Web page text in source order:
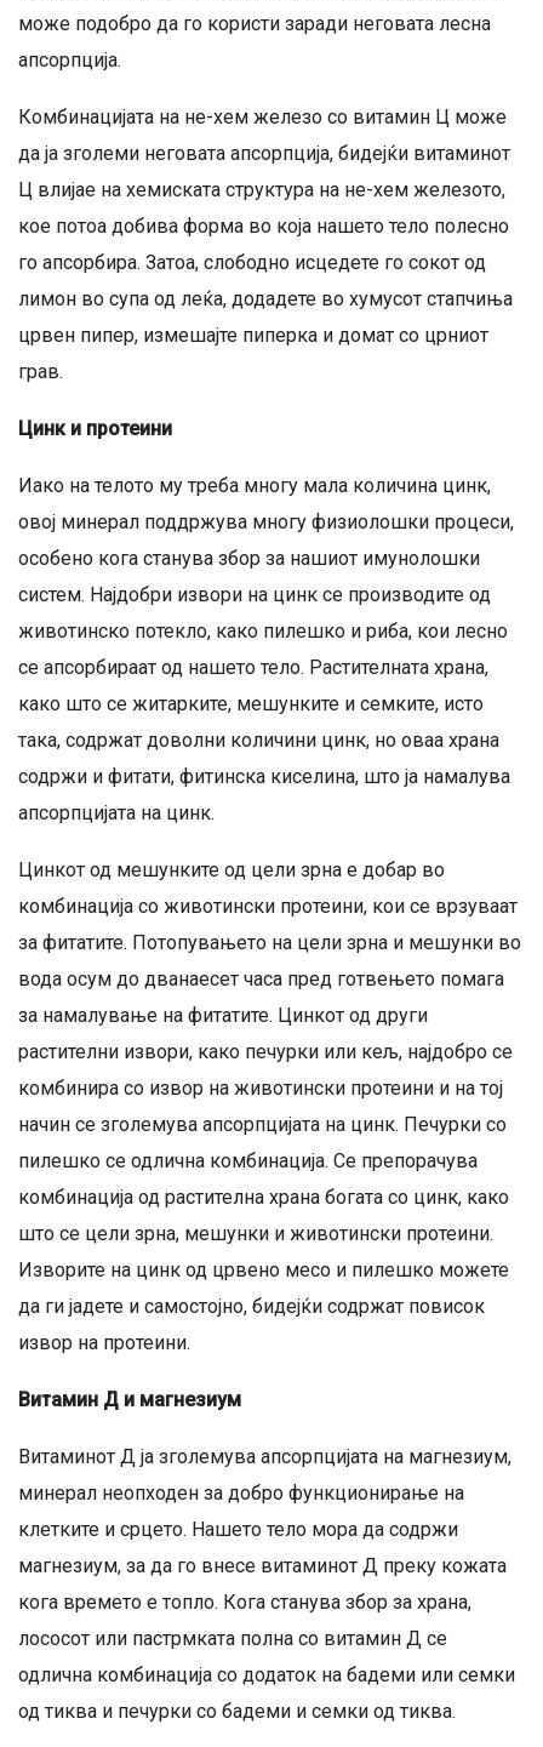
може подобро да го користи заради неговата лесна
апсорпција.
Комбинацијата на не-хем железо со витамин Ц може
да ја зголеми неговата апсорпција, бидејќи витаминот
Ц влијае на хемиската структура на не-хем железото,
кое потоа добива форма во која нашето тело полесно
го апсорбира. Затоа, слободно исцедете го сокот од
лимон во супа од леќа, додадете во хумусот стапчиња
црвен пипер, измешајте пиперка и домат со црниот
грав.
Цинк и протеини
Иако на телото му треба многу мала количина цинк,
овој минерал поддржува многу физиолошки процеси,
особено кога станува збор за нашиот имунолошки
систем. Најдобри извори на цинк се производите од
животинско потекло, како пилешко и риба, кои лесно
се апсорбираат од нашето тело. Растителната храна,
како што се житарките, мешунките и семките, исто
така, содржат доволни количини цинк, но оваа храна
содржи и фитати, фитинска киселина, што ја намалува
апсорпцијата на цинк.
Цинкот од мешунките од цели зрна е добар во
комбинација со животински протеини, кои се врзуваат
за фитатите. Потопувањето на цели зрна и мешунки во
вода осум до дванаесет часа пред готвењето помага
за намалување на фитатите. Цинкот од други
растителни извори, како печурки или кељ, најдобро се
комбинира со извор на животински протеини и на тој
начин се зголемува апсорпцијата на цинк. Печурки со
пилешко се одлична комбинација. Се препорачува
комбинација од растителна храна богата со цинк, како
што се цели зрна, мешунки и животински протеини.
Изворите на цинк од црвено месо и пилешко можете
да ги јадете и самостојно, бидејќи содржат повисок
извор на протеини.
Витамин Д и магнезиум
Витаминот Д ја зголемува апсорпцијата на магнезиум,
минерал неопходен за добро функционирање на
клетките и срцето. Нашето тело мора да содржи
магнезиум, за да го внесе витаминот Д преку кожата
кога времето е топло. Кога станува збор за храна,
лососот или пастрмката полна со витамин Д се
одлична комбинација со додаток на бадеми или семки
од тиква и печурки со бадеми и семки од тиква.